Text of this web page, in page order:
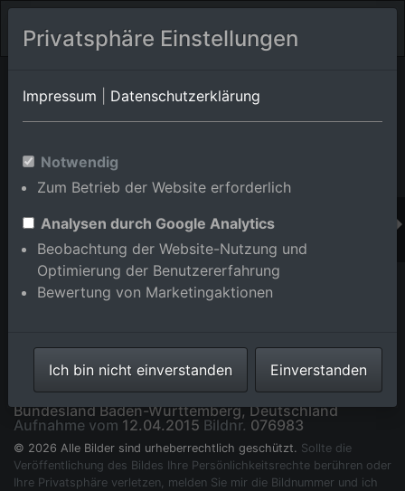
Orts-Album von Mannheim/Hochstätt
Württemberg,Deutschland
Im Shop bestellen
SAP-Arena im Ortsteil Hochstätt in Mannheim im
Bundesland Baden-Württemberg, Deutschland
Aufnahme vom 12.04.2015 Bildnr. 076983
© 2026 Alle Bilder sind urheberrechtlich geschützt. Sollte die
Veröffentlichung des Bildes Ihre Persönlichkeitsrechte berühren oder
Ihre Privatsphäre verletzen, melden Sie mir die Bildnummer und ich
Privatsphäre Einstellungen
Impressum Datenschutzerklärung
Notwendig
Zum Betrieb der Website erforderlich
Analysen durch Google Analytics
Beobachtung der Website-Nutzung und
Optimierung der Benutzererfahrung
Bewertung von Marketingaktionen
Ich bin nicht einverstanden Einverstanden